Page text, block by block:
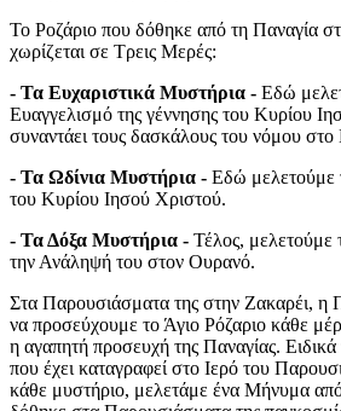
Το Ροζάριο που δόθηκε από τη Παναγία
χωρίζεται σε Τρεις Μερές:
- Τα Ευχαριστικά Μυστήρια - Εδώ
Ευαγγελισμό της γέννησης του Κυρίου
συναντάει τους δασκάλους του νόμου
- Τα Ωδίνια Μυστήρια - Εδώ μελετούμε
του Κυρίου Ιησού Χριστού.
- Τα Δόξα Μυστήρια - Τέλος, μελετούμε
την Ανάληψή του στον Ουρανό.
Στα Παρουσιάσματα της στην Ζακαρέι, η
να προσεύχουμε το Άγιο Ρόζαριο κάθε
η αγαπητή προσευχή της Παναγίας.
που έχει καταγραφεί στο Ιερό του
κάθε μυστήριο, μελετάμε ένα Μήνυμα